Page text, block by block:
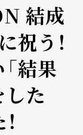
結成
祝う！
結果
た